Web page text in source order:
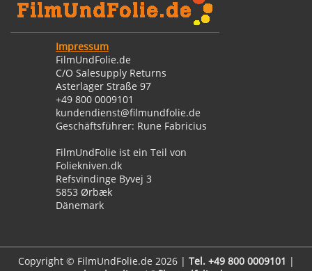
Impressum
FilmUndFolie.de
C/O Salesupply Returns
Asterlager Straße 97
+49 800 0009101
kundendienst@filmundfolie.de
Geschäftsführer: Rune Fabricius
FilmUndFolie ist ein Teil von
Foliekniven.dk
Refsvindinge Byvej 3
5853 Ørbæk
Dänemark
Copyright © FilmUndFolie.de 2026 | Tel. +49 800 0009101 |